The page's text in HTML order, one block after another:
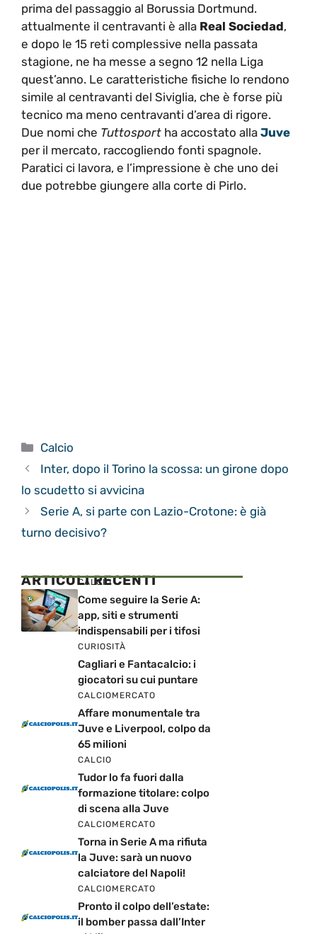
prima del passaggio al Borussia Dortmund.
attualmente il centravanti è alla Real Sociedad,
e dopo le 15 reti complessive nella passata
stagione, ne ha messe a segno 12 nella Liga
quest’anno. Le caratteristiche fisiche lo rendono
simile al centravanti del Siviglia, che è forse più
tecnico ma meno centravanti d’area di rigore.
Due nomi che Tuttosport ha accostato alla Juve
per il mercato, raccogliendo fonti spagnole.
Paratici ci lavora, e l’impressione è che uno dei
due potrebbe giungere alla corte di Pirlo.
Categorie
Calcio
Inter, dopo il Torino la scossa: un girone dopo
lo scudetto si avvicina
Serie A, si parte con Lazio-Crotone: è già
turno decisivo?
ARTICOLI RECENTI
CALCIO
Come seguire la Serie A:
app, siti e strumenti
indispensabili per i tifosi
CURIOSITÀ
Cagliari e Fantacalcio: i
giocatori su cui puntare
CALCIOMERCATO
Affare monumentale tra
Juve e Liverpool, colpo da
65 milioni
CALCIO
Tudor lo fa fuori dalla
formazione titolare: colpo
di scena alla Juve
CALCIOMERCATO
Torna in Serie A ma rifiuta
la Juve: sarà un nuovo
calciatore del Napoli!
CALCIOMERCATO
Pronto il colpo dell’estate:
il bomber passa dall’Inter